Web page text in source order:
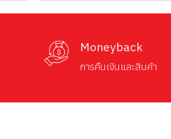
฿450.00.฿230.00.
Moneyback
การคืนเงินและสินค้า